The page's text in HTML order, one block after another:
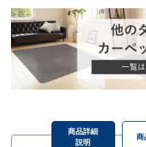
商品詳細
説明
商